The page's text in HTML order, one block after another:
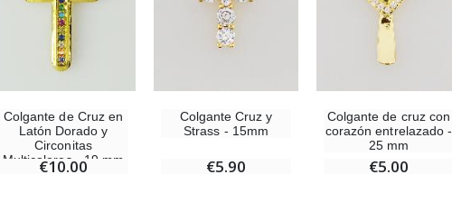
Colgante de Cruz en
Latón Dorado y
Circonitas
Multicolores - 19 mm
€10.00
Colgante Cruz y
Strass - 15mm
€5.90
Colgante de cruz con
corazón entrelazado -
25 mm
€5.00